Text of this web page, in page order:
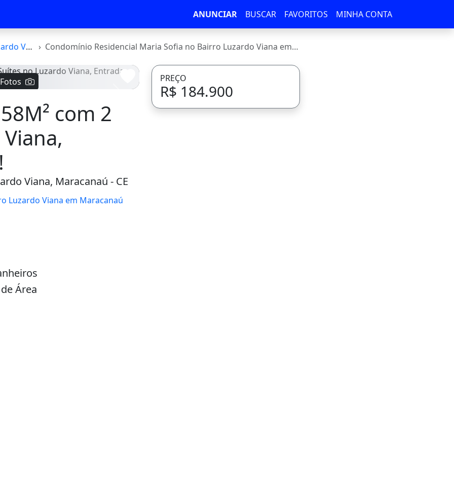
ANUNCIAR BUSCAR FAVORITOS MINHA CONTA
Viana Condomínio Residencial Maria Sofia no Bairro Luzardo Viana em Maracanaú
com 2
Viana, Maracanaú - CE
Luzardo Viana em Maracanaú
Área
PREÇO
R$ 184.900